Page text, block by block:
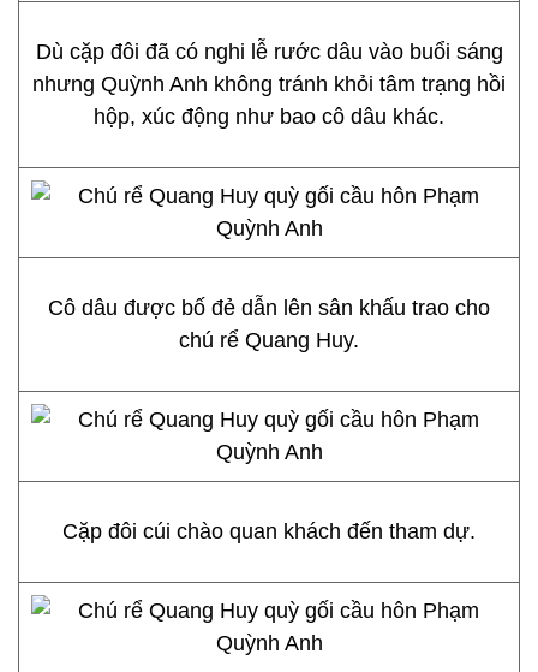
Dù cặp đôi đã có nghi lễ rước dâu vào buổi sáng
nhưng Quỳnh Anh không tránh khỏi tâm trạng hồi
hộp, xúc động như bao cô dâu khác.
Cô dâu được bố đẻ dẫn lên sân khấu trao cho
chú rể Quang Huy.
Cặp đôi cúi chào quan khách đến tham dự.